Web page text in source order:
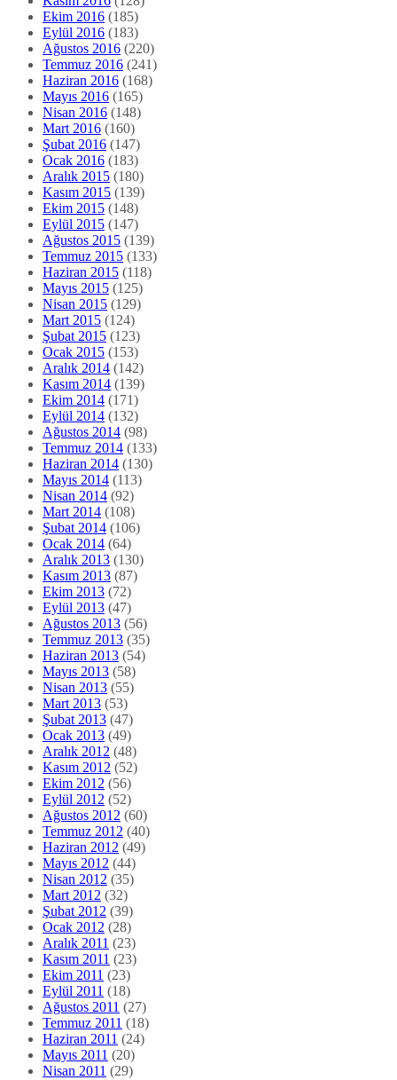
Ekim 2016 (185)
Eylül 2016 (183)
Ağustos 2016 (220)
Temmuz 2016 (241)
Haziran 2016 (168)
Mayıs 2016 (165)
Nisan 2016 (148)
Mart 2016 (160)
Şubat 2016 (147)
Ocak 2016 (183)
Aralık 2015 (180)
Kasım 2015 (139)
Ekim 2015 (148)
Eylül 2015 (147)
Ağustos 2015 (139)
Temmuz 2015 (133)
Haziran 2015 (118)
Mayıs 2015 (125)
Nisan 2015 (129)
Mart 2015 (124)
Şubat 2015 (123)
Ocak 2015 (153)
Aralık 2014 (142)
Kasım 2014 (139)
Ekim 2014 (171)
Eylül 2014 (132)
Ağustos 2014 (98)
Temmuz 2014 (133)
Haziran 2014 (130)
Mayıs 2014 (113)
Nisan 2014 (92)
Mart 2014 (108)
Şubat 2014 (106)
Ocak 2014 (64)
Aralık 2013 (130)
Kasım 2013 (87)
Ekim 2013 (72)
Eylül 2013 (47)
Ağustos 2013 (56)
Temmuz 2013 (35)
Haziran 2013 (54)
Mayıs 2013 (58)
Nisan 2013 (55)
Mart 2013 (53)
Şubat 2013 (47)
Ocak 2013 (49)
Aralık 2012 (48)
Kasım 2012 (52)
Ekim 2012 (56)
Eylül 2012 (52)
Ağustos 2012 (60)
Temmuz 2012 (40)
Haziran 2012 (49)
Mayıs 2012 (44)
Nisan 2012 (35)
Mart 2012 (32)
Şubat 2012 (39)
Ocak 2012 (28)
Aralık 2011 (23)
Kasım 2011 (23)
Ekim 2011 (23)
Eylül 2011 (18)
Ağustos 2011 (27)
Temmuz 2011 (18)
Haziran 2011 (24)
Mayıs 2011 (20)
Nisan 2011 (29)